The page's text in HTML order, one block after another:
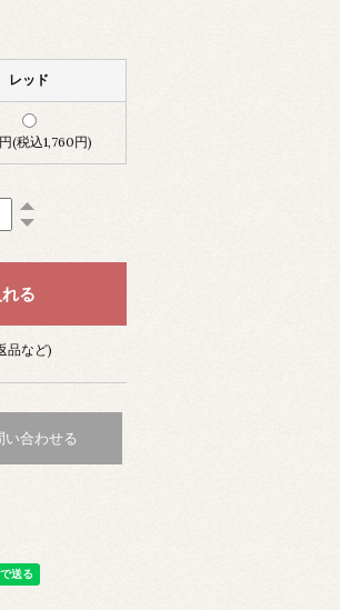
レッド
(税込1,760円)
品など)
い合わせる